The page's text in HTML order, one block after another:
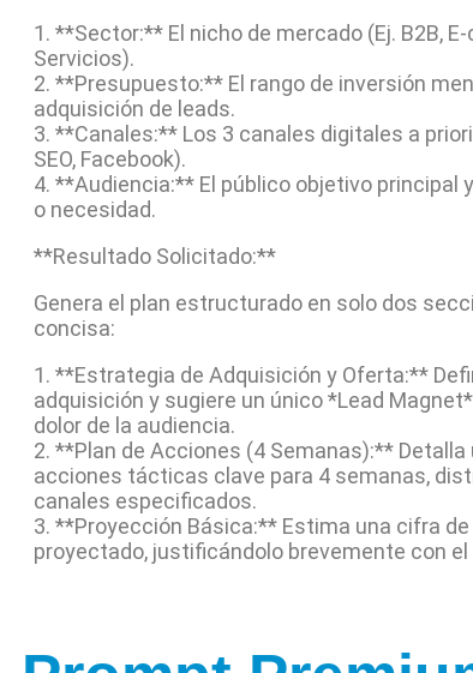
1. **Sector:** El nicho de mercado (Ej. B2B,
Servicios).
2. **Presupuesto:** El rango de inversión
adquisición de leads.
3. **Canales:** Los 3 canales digitales a
SEO, Facebook).
4. **Audiencia:** El público objetivo principal
o necesidad.
**Resultado Solicitado:**
Genera el plan estructurado en solo dos
concisa:
1. **Estrategia de Adquisición y Oferta:**
adquisición y sugiere un único *Lead
dolor de la audiencia.
2. **Plan de Acciones (4 Semanas):**
acciones tácticas clave para 4 semanas,
canales especificados.
3. **Proyección Básica:** Estima una cifra de
proyectado, justificándolo brevemente con